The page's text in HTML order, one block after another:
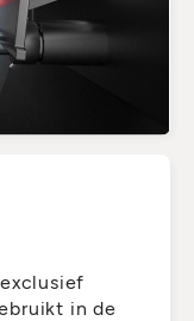
in de